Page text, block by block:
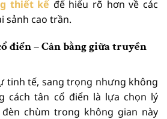
thiết kế để hiểu rõ hơn về các
sảnh cao trần.
điển – Cân bằng giữa truyền
tinh tế, sang trọng nhưng không
cách tân cổ điển là lựa chọn lý
chùm trong không gian này